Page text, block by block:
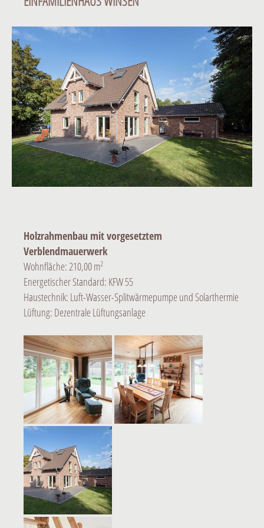
Holzrahmenbau mit vorgesetztem
Verblendmauerwerk
Wohnfläche: 210,00 m2
Energetischer Standard: KFW 55
Haustechnik: Luft-Wasser-Splitwärmepumpe und Solarthermie
Lüftung: Dezentrale Lüftungsanlage